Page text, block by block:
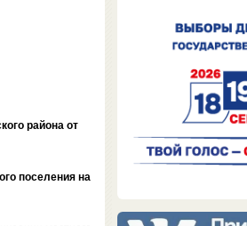
района от
поселения на